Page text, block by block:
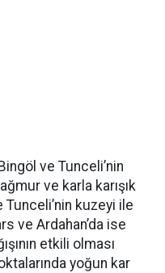
ve Tunceli’nin
ve karla karışık
kuzeyi ile
ve Ardahan’da ise
etkili olması
yoğun kar